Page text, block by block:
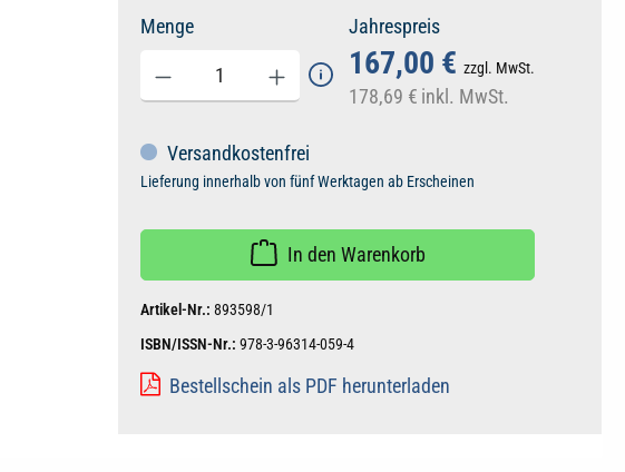
Menge
Jahrespreis
167,00 € zzgl. MwSt.
178,69 € inkl. MwSt.
Versandkostenfrei
Lieferung innerhalb von fünf Werktagen ab Erscheinen
In den Warenkorb
Artikel-Nr.: 893598/1
ISBN/ISSN-Nr.: 978-3-96314-059-4
Bestellschein als PDF herunterladen